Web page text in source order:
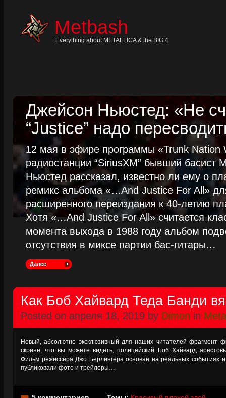
Metbash
Everything about METALLICA & the BIG 4
Джейсон Ньюстед: «Не
“Justice” надо
12 мая в эфире программы «Trunk Nation
радиостанции “SiriusXM” бывший басист
Ньюстед рассказал, известно ли ему о
ремикс альбома «…And Justice For All»
расширенного переиздания к 40-летию
Хотя «…And Justice For All» считается
момента выхода в 1988 году альбом
отсутствия в миксе партии бас-гитары…
Далее
Как Боб Хайвард Теда Банди
Posted on апреля 18, 2019 by Dimon in
Новый, абсолютно эксклюзивный для наших читателей фрагмент
скрине, что вы можете видеть, полицейский Боб Хайвард
Фильм режиссёра Джо Берлингера основан на реальных событиях
публиковали фото и трейлеры…